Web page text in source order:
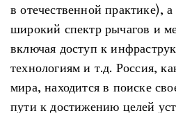
в отечественной практике),
широкий спектр рычагов и
включая доступ к
технологиям и т.д. Россия,
мира, находится в поиске
пути к достижению целей